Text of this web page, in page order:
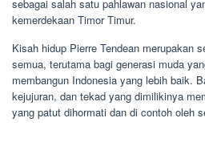
sebagai salah satu pahlawan nasional
kemerdekaan Timor Timur.
Kisah hidup Pierre Tendean merupakan
semua, terutama bagi generasi muda
membangun Indonesia yang lebih baik.
kejujuran, dan tekad yang dimilikinya
yang patut dihormati dan di contoh oleh